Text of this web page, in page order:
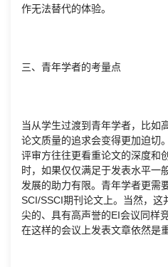
作无法替代的体验。
三、青年学者的考量点
当从学生过渡到青年学者，比如
论文质量的追求会变得更加迫切
评审方往往更看重论文的深度和
时，如果仅仅满足于发表水平一
发展的助力有限。青年学者更需
SCI/SSCI期刊论文上。当然，
尖的、具有高声誉的EI会议同样
在这样的会议上发表文章依然是